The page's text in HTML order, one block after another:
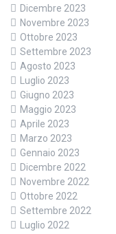
Dicembre 2023
Novembre 2023
Ottobre 2023
Settembre 2023
Agosto 2023
Luglio 2023
Giugno 2023
Maggio 2023
Aprile 2023
Marzo 2023
Gennaio 2023
Dicembre 2022
Novembre 2022
Ottobre 2022
Settembre 2022
Luglio 2022